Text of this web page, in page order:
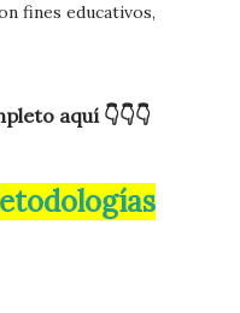
fines educativos,
aquí 👇👇👇